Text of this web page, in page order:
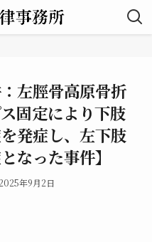
：左脛骨高原骨折
固定により下肢
発症し、左下肢
なった事件】
2025年9月2日